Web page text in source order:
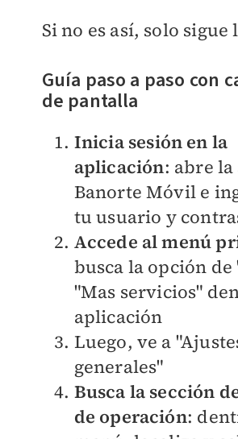
​Si no es así, solo sigue
Guía paso a paso con
de pantalla
Inicia sesión en la
aplicación: abre
Banorte Móvil e
tu usuario y
Accede al menú
busca la opción de
"Mas servicios"
aplicación
Luego, ve a
generales"
Busca la sección
de operación: